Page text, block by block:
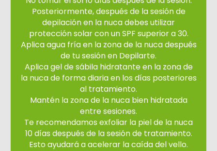
Posteriormente, después de la sesión de
depilación en la nuca debes utilizar
protección solar con un SPF superior a 30.
Aplica agua fría en la zona de la nuca después
de tu sesión en Depilarte.
Aplica gel de sábila hidratante en la zona de
la nuca de forma diaria en los días posteriores
al tratamiento.
Mantén la zona de la nuca bien hidratada
entre sesiones.
Te recomendamos exfoliar la piel de la nuca
10 días después de la sesión de tratamiento.
Esto ayudará a acelerar la caída del vello.